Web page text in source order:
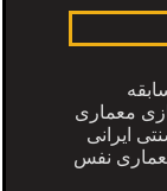
از 50 سال سابقه
معماری
ایرانی
نفس